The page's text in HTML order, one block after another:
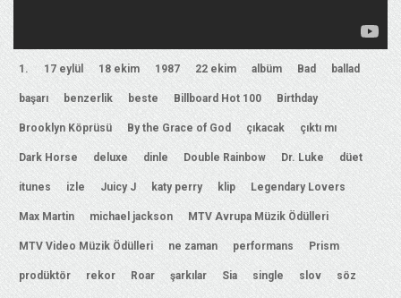
1. 17 eylül 18 ekim 1987 22 ekim albüm Bad ballad
başarı benzerlik beste Billboard Hot 100 Birthday
Brooklyn Köprüsü By the Grace of God çıkacak çıktı mı
Dark Horse deluxe dinle Double Rainbow Dr. Luke düet
itunes izle Juicy J katy perry klip Legendary Lovers
Max Martin michael jackson MTV Avrupa Müzik Ödülleri
MTV Video Müzik Ödülleri ne zaman performans Prism
prodüktör rekor Roar şarkılar Sia single slov söz